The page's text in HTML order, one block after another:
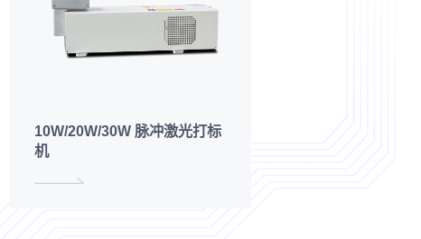
10W/20W/30W 脉冲激光打标
机